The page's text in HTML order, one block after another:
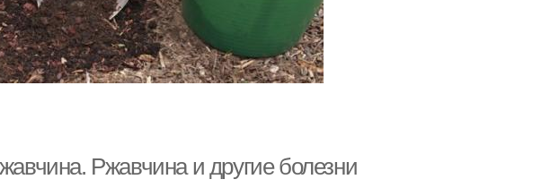
Ржавчина и другие болезни